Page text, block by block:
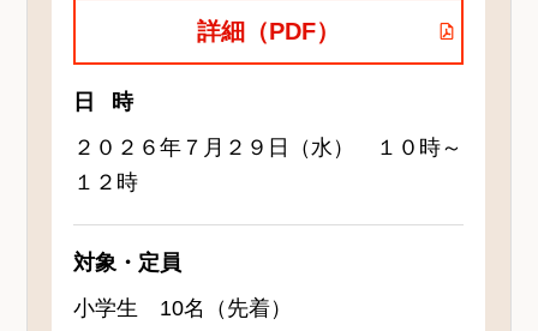
詳細（PDF）
日時
２０２６年７月２９日（水） １０時～
１２時
対象・定員
小学生 10名（先着）